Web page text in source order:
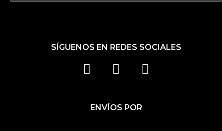
SÍGUENOS EN REDES SOCIALES
F
C
E
I
S
T
T
ENVÍOS POR